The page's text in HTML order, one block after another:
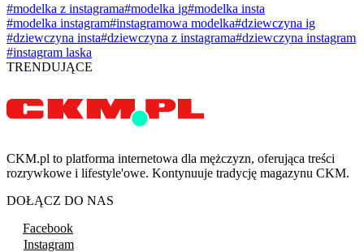
#modelka z instagrama#modelka ig#modelka insta
#modelka instagram#instagramowa modelka#dziewczyna ig
#dziewczyna insta#dziewczyna z instagrama#dziewczyna instagram
#instagram laska
TRENDUJĄCE
CKM.pl to platforma internetowa dla mężczyzn, oferująca treści
rozrywkowe i lifestyle'owe. Kontynuuje tradycję magazynu CKM.
DOŁĄCZ DO NAS
Facebook
Instagram